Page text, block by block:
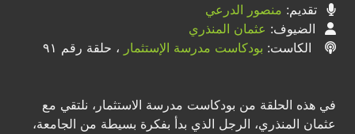
تقديم: منصور الدرعي
الضيوف: عثمان المنذري
الكاست: بودكاست مدرسة الإستثمار ، حلقة رقم ٩١
في هذه الحلقة من بودكاست مدرسة الاستثمار، نلتقي مع
عثمان المنذري، الرجل الذي بدأ بفكرة بسيطة من الجامعة،